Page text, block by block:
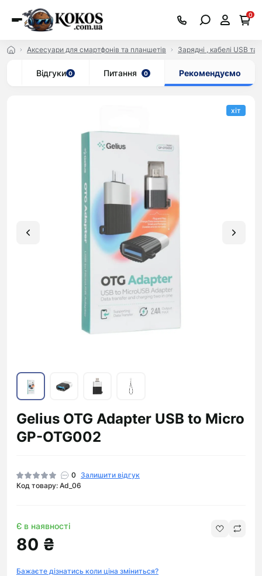
0
Аксесуари для смартфонів та планшетів Зарядні , кабелі USB та
Відгуки 0 Питання 0 Рекомендуємо
хіт
Gelius OTG Adapter USB to Micro
GP-OTG002
0
Залишити відгук
Код товару: Ad_06
Є в наявності
80 ₴
Бажаєте дізнатись коли ціна зміниться?